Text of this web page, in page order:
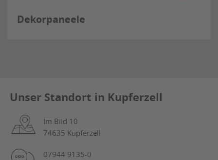
Dekorpaneele
Unser Standort in Kupferzell
Im Bild 10
74635 Kupferzell
07944 9135-0